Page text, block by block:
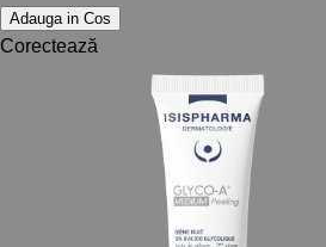
Adauga in Cos
Corectează